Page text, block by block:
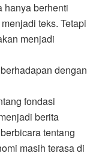
hanya berhenti
teks. Tetapi
menjadi
dengan
fondasi
berita
tentang
masih terasa di